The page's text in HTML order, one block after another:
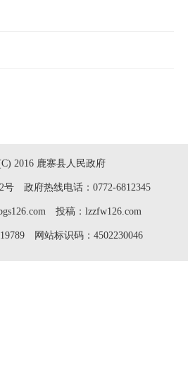
2016 鹿寨县人民政府
号 政府热线电话：0772-6812345
投稿：lzzfw126.com
网站标识码：4502230046